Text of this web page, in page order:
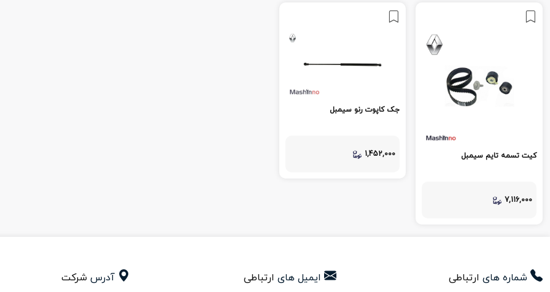
کیت تسمه تایم سیمبل
7,116,000
جک کاپوت رنو سیمبل
1,452,000
شماره های ارتباطی ایمیل های ارتباطی آدرس شرکت